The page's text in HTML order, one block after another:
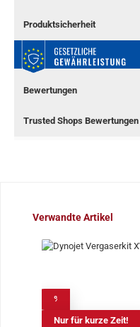
Produktsicherheit
Bewertungen
Trusted Shops Bewertungen
Produktgalerie überspringen
Verwandte Artikel
Nur für kurze Zeit!